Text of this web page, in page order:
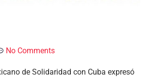
No Comments
de Solidaridad con Cuba expresó